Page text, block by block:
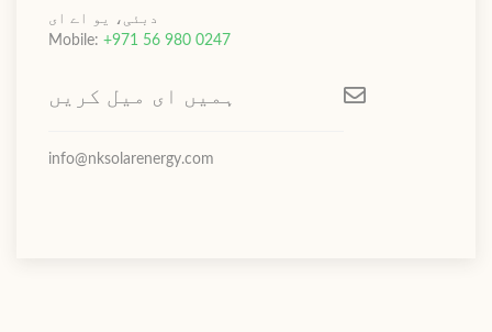
دبئی، یو اے ای
Mobile:+971 56 980 0247
ہمیں ای میل کریں
info@nksolarenergy.com